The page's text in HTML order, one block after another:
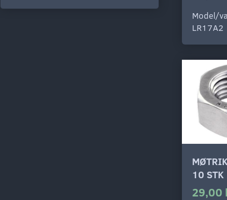
Model/
LR17A2
10 STK
29,00